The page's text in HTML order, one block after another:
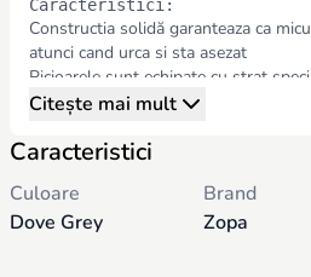
Caracteristici:
Constructia solidă garanteaza ca
atunci cand urca si sta asezat
Picioarele sunt echipate cu strat
ofera o senzatie de stabilitate si sprijin
tip de toaleta
Forma anatomica a scaunului ofera
Intretinere si depozitare usoara
Citește mai mult
Caracteristici
Culoare
Dove Grey
Brand
Zopa